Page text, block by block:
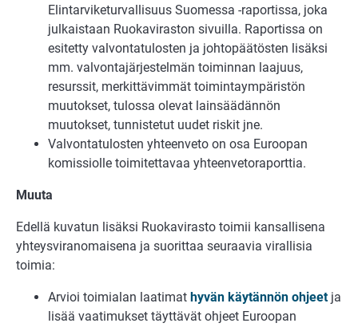
Elintarviketurvallisuus Suomessa -raportissa, joka
julkaistaan Ruokaviraston sivuilla. Raportissa on
esitetty valvontatulosten ja johtopäätösten lisäksi
mm. valvontajärjestelmän toiminnan laajuus,
resurssit, merkittävimmät toimintaympäristön
muutokset, tulossa olevat lainsäädännön
muutokset, tunnistetut uudet riskit jne.
Valvontatulosten yhteenveto on osa Euroopan
komissiolle toimitettavaa yhteenvetoraporttia.
Muuta
Edellä kuvatun lisäksi Ruokavirasto toimii kansallisena
yhteysviranomaisena ja suorittaa seuraavia virallisia
toimia:
Arvioi toimialan laatimat hyvän käytännön ohjeetja
lisää vaatimukset täyttävät ohjeet Euroopan